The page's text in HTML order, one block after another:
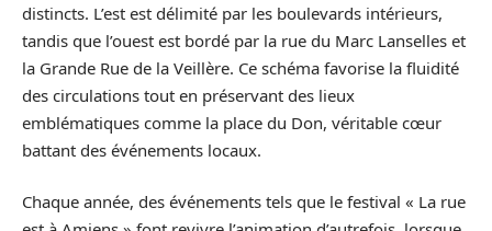
distincts. L’est est délimité par les boulevards intérieurs,
tandis que l’ouest est bordé par la rue du Marc Lanselles et
la Grande Rue de la Veillère. Ce schéma favorise la fluidité
des circulations tout en préservant des lieux
emblématiques comme la place du Don, véritable cœur
battant des événements locaux.
Chaque année, des événements tels que le festival « La rue